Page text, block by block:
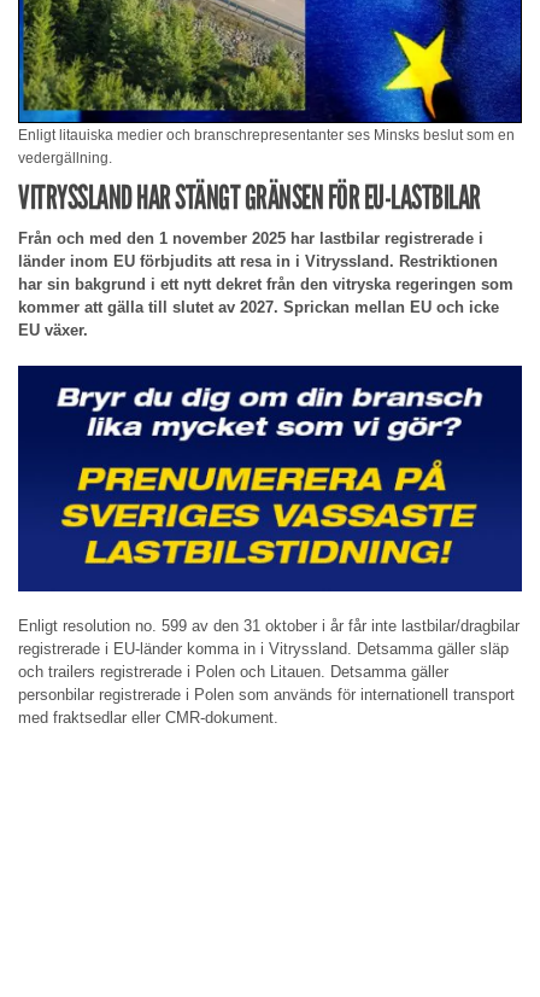
Enligt litauiska medier och branschrepresentanter ses Minsks beslut som en
vedergällning.
VITRYSSLAND HAR STÄNGT GRÄNSEN FÖR EU-LASTBILAR
Från och med den 1 november 2025 har lastbilar registrerade i
länder inom EU förbjudits att resa in i Vitryssland. Restriktionen
har sin bakgrund i ett nytt dekret från den vitryska regeringen som
kommer att gälla till slutet av 2027. Sprickan mellan EU och icke
EU växer.
Enligt resolution no. 599 av den 31 oktober i år får inte lastbilar/dragbilar
registrerade i EU-länder komma in i Vitryssland. Detsamma gäller släp
och trailers registrerade i Polen och Litauen. Detsamma gäller
personbilar registrerade i Polen som används för internationell transport
med fraktsedlar eller CMR-dokument.